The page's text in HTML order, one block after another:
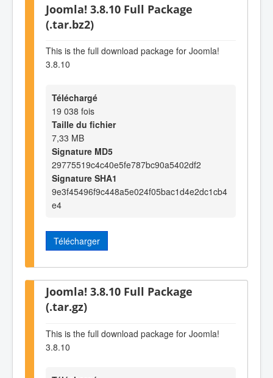
Joomla! 3.8.10 Full Package
(.tar.bz2)
This is the full download package for Joomla!
3.8.10
Téléchargé
19 038 fois
Taille du fichier
7,33 MB
Signature MD5
29775519c4c40e5fe787bc90a5402df2
Signature SHA1
9e3f45496f9c448a5e024f05bac1d4e2dc1cb4
e4
Télécharger
Joomla! 3.8.10 Full Package
(.tar.gz)
This is the full download package for Joomla!
3.8.10